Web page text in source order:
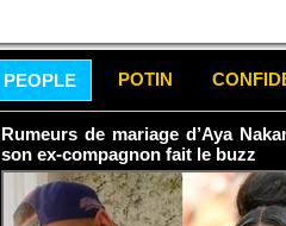
PEOPLE POTIN
Rumeurs de mariage d’Aya
son ex-compagnon fait le buzz